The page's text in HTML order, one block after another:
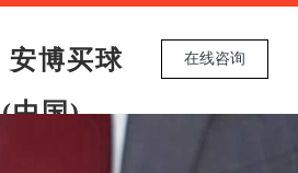
安博买球
(中国)
在线咨询